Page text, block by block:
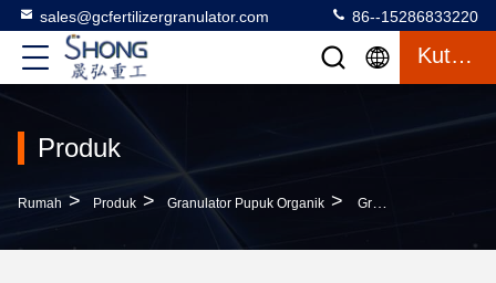
sales@gcfertilizergranulator.com 86--15286833220
Kutipan
Produk
Rumah > Produk > Granulator Pupuk Organik > Granulator Pupuk Organik Kotoran Hewan 2-4 T/j 380V 50HZ